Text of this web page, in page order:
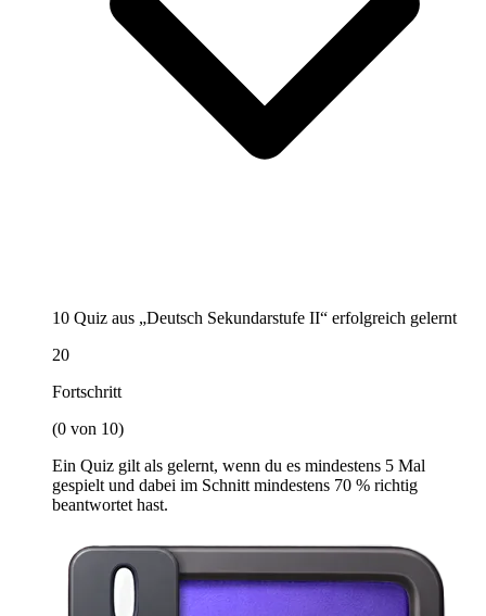
10 Quiz aus „Deutsch Sekundarstufe II“ erfolgreich gelernt
20
Fortschritt
(0 von 10)
Ein Quiz gilt als gelernt, wenn du es mindestens 5 Mal
gespielt und dabei im Schnitt mindestens 70 % richtig
beantwortet hast.